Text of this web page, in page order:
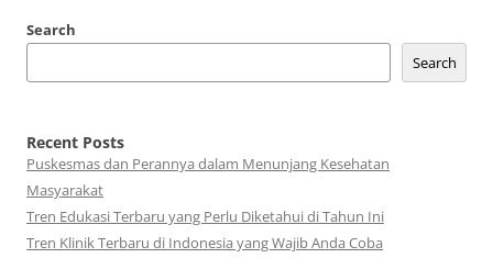
Search
Search
Recent Posts
Puskesmas dan Perannya dalam Menunjang Kesehatan
Masyarakat
Tren Edukasi Terbaru yang Perlu Diketahui di Tahun Ini
Tren Klinik Terbaru di Indonesia yang Wajib Anda Coba